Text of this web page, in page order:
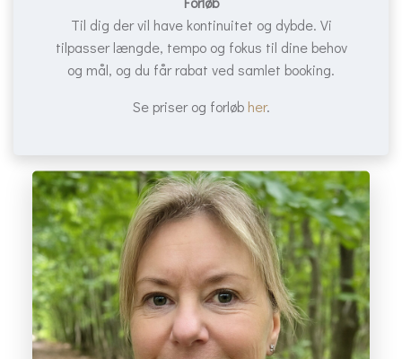
Til dig der vil have kontinuitet og dybde. Vi
tilpasser længde, tempo og fokus til dine behov
og mål, og du får rabat ved samlet booking.
Se priser og forløb her.